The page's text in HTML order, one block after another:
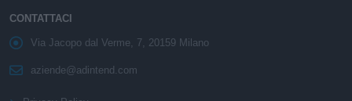
CONTATTACI
Via Jacopo dal Verme, 7, 20159 Milano
aziende@adintend.com